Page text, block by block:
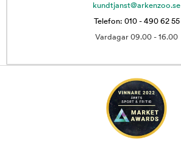
kundtjanst@arkenzoo.se
Telefon: 010 - 490 62 55
Vardagar 09.00 - 16.00